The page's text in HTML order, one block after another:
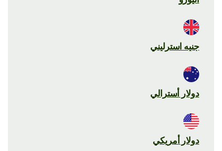
جنيه استرليني
دولار أسترالي
دولار أمريكي